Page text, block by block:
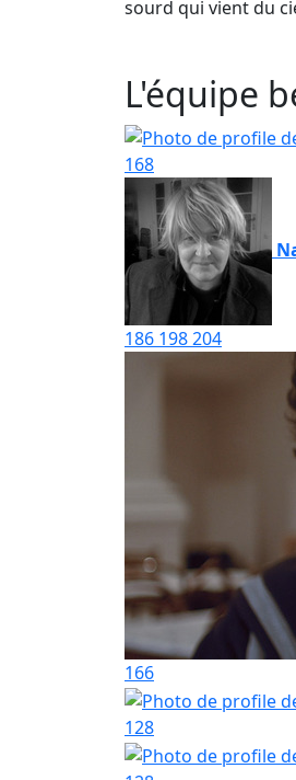
sourd qui vient du
L'équipe
168
186 198204
166
128